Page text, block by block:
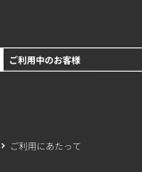
ご利用中のお客様
ご利用にあたって